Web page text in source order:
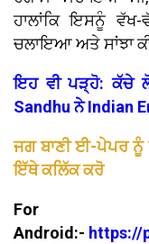
ਹਾਲਾਂਕਿ ਇਸਨੂੰ
ਚਲਾਇਆ ਅਤੇ ਸਾਂਝਾ
ਇਹ ਵੀ ਪੜ੍ਹੋ: ਕੱਚੇ
Sandhu ਨੇ Indian
ਜਗ ਬਾਣੀ ਈ-ਪੇਪਰ
ਇੱਥੇ ਕਲਿੱਕ ਕਰੋ
For
Android:- https://